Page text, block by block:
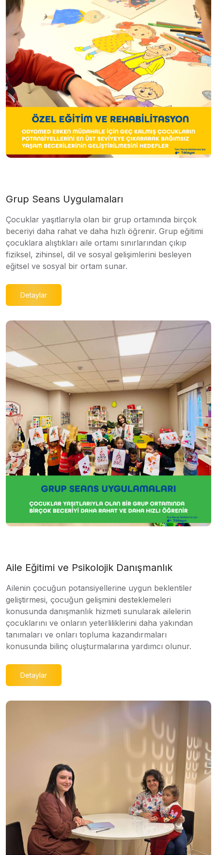
Grup Seans Uygulamaları
Çocuklar yaşıtlarıyla olan bir grup ortamında birçok
beceriyi daha rahat ve daha hızlı öğrenir. Grup eğitimi
çocuklara alıştıkları aile ortamı sınırlarından çıkıp
fiziksel, zihinsel, dil ve sosyal gelişimlerini besleyen
eğitsel ve sosyal bir ortam sunar.
Detaylar
Aile Eğitimi ve Psikolojik Danışmanlık
Ailenin çocuğun potansiyellerine uygun beklentiler
geliştirmesi, çocuğun gelişmini desteklemeleri
konusunda danışmanlık hizmeti sunularak ailelerin
çocuklarını ve onların yeterliliklerini daha yakından
tanımaları ve onları topluma kazandırmaları
konusunda bilinç oluşturmalarına yardımcı olunur.
Detaylar